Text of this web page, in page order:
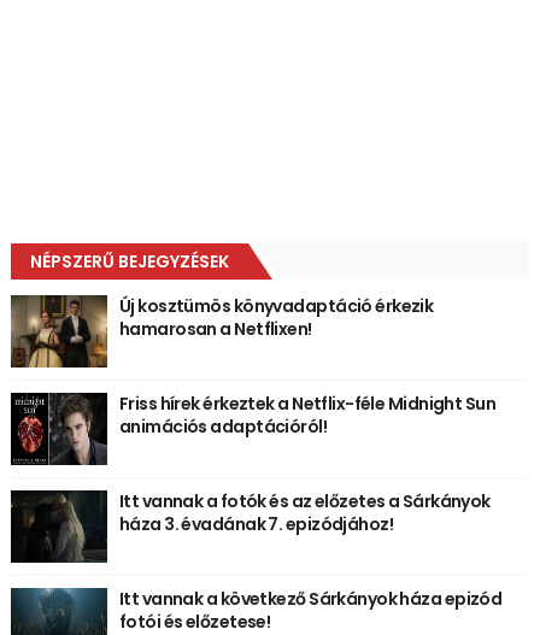
NÉPSZERŰ BEJEGYZÉSEK
Új kosztümös könyvadaptáció érkezik
hamarosan a Netflixen!
Friss hírek érkeztek a Netflix-féle Midnight Sun
animációs adaptációról!
Itt vannak a fotók és az előzetes a Sárkányok
háza 3. évadának 7. epizódjához!
Itt vannak a következő Sárkányok háza epizód
fotói és előzetese!